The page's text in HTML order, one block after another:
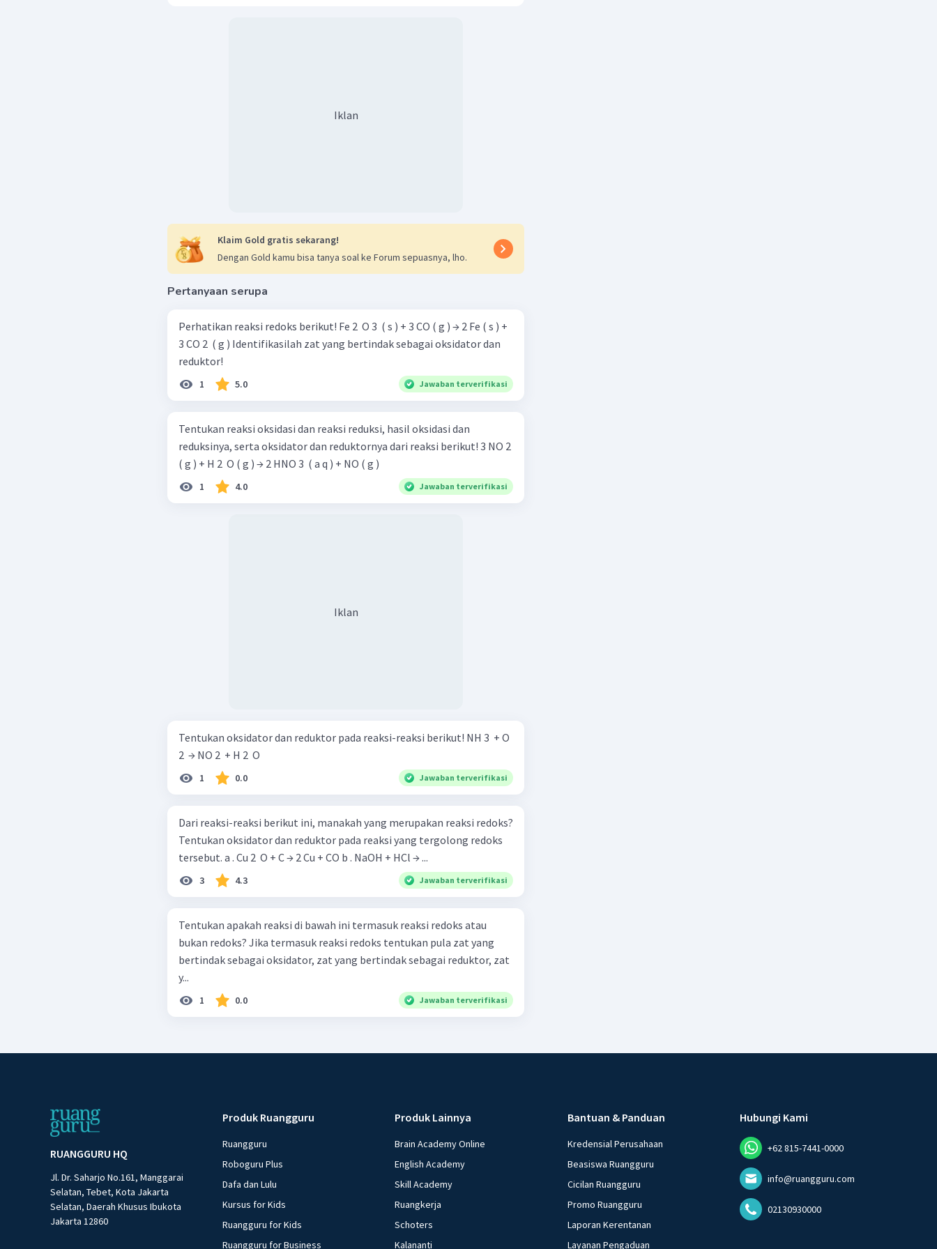
Iklan
Klaim Gold gratis sekarang!
Dengan Gold kamu bisa tanya soal ke Forum sepuasnya, lho.
Pertanyaan serupa
Perhatikan reaksi redoks berikut! Fe 2 ​ O 3 ​ ( s ) + 3 CO ( g ) → 2 Fe ( s ) +
3 CO 2 ​ ( g ) Identifikasilah zat yang bertindak sebagai oksidator dan
reduktor!
1 5.0 Jawaban terverifikasi
Tentukan reaksi oksidasi dan reaksi reduksi, hasil oksidasi dan
reduksinya, serta oksidator dan reduktornya dari reaksi berikut! 3 NO 2 ​
( g ) + H 2 ​ O ( g ) → 2 HNO 3 ​ ( a q ) + NO ( g )
1 4.0 Jawaban terverifikasi
Iklan
Tentukan oksidator dan reduktor pada reaksi-reaksi berikut! NH 3 ​ + O
2 ​ → NO 2 ​ + H 2 ​ O
1 0.0 Jawaban terverifikasi
Dari reaksi-reaksi berikut ini, manakah yang merupakan reaksi redoks?
Tentukan oksidator dan reduktor pada reaksi yang tergolong redoks
tersebut. a . Cu 2 ​ O + C → 2 Cu + CO b . NaOH + HCl → ...
3 4.3 Jawaban terverifikasi
Tentukan apakah reaksi di bawah ini termasuk reaksi redoks atau
bukan redoks? Jika termasuk reaksi redoks tentukan pula zat yang
bertindak sebagai oksidator, zat yang bertindak sebagai reduktor, zat
y...
1 0.0 Jawaban terverifikasi
RUANGGURU HQ
Jl. Dr. Saharjo No.161, Manggarai
Selatan, Tebet, Kota Jakarta
Selatan, Daerah Khusus Ibukota
Jakarta 12860
Produk Ruangguru
Ruangguru
Roboguru Plus
Dafa dan Lulu
Kursus for Kids
Ruangguru for Kids
Ruangguru for Business
Produk Lainnya
Brain Academy Online
English Academy
Skill Academy
Ruangkerja
Schoters
Kalananti
Bantuan & Panduan
Kredensial Perusahaan
Beasiswa Ruangguru
Cicilan Ruangguru
Promo Ruangguru
Laporan Kerentanan
Layanan Pengaduan
Hubungi Kami
+62 815-7441-0000
info@ruangguru.com
02130930000